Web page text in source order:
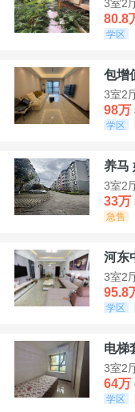
3室2
80.8
学区
包增
3室2
98万
学区
养马
3室2
33万
急售
河东
3室2
95.8
学区
电梯
3室2
64万
学区